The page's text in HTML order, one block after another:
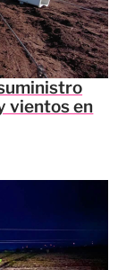
vientos en